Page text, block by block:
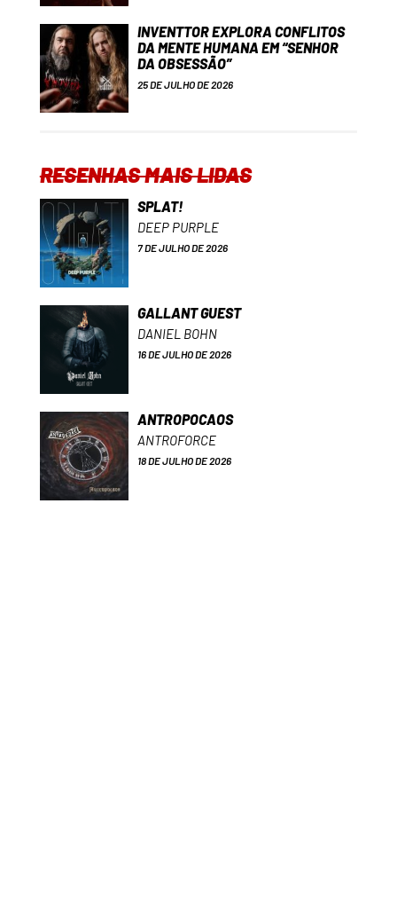
INVENTTOR EXPLORA CONFLITOS
DA MENTE HUMANA EM “SENHOR
DA OBSESSÃO”
25 DE JULHO DE 2026
RESENHAS MAIS LIDAS
SPLAT!
DEEP PURPLE
7 DE JULHO DE 2026
GALLANT GUEST
DANIEL BOHN
16 DE JULHO DE 2026
ANTROPOCAOS
ANTROFORCE
18 DE JULHO DE 2026